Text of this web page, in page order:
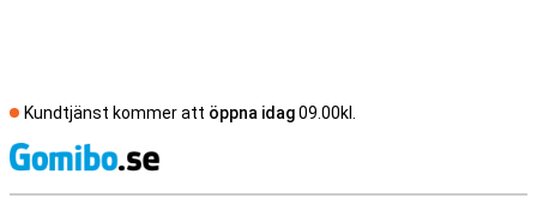
Kundtjänst kommer att öppna idag09.00kl.